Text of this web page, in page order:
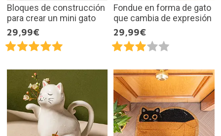
Bloques de construcción
para crear un mini gato
29,99€
Fondue en forma de gato
que cambia de expresión
29,99€